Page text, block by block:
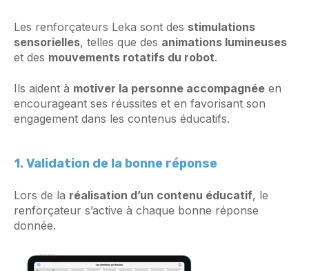
Les renforçateurs Leka sont des stimulations
sensorielles, telles que des animations lumineuses
et des mouvements rotatifs du robot.
Ils aident à motiver la personne accompagnée en
encourageant ses réussites et en favorisant son
engagement dans les contenus éducatifs.
1. Validation de la bonne réponse
Lors de la réalisation d’un contenu éducatif, le
renforçateur s’active à chaque bonne réponse
donnée.